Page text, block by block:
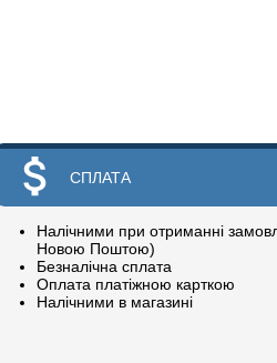
СПЛАТА
Налічними при отриманні
Новою Поштою)
Безналічна сплата
Оплата платіжною карткою
Налічними в магазині